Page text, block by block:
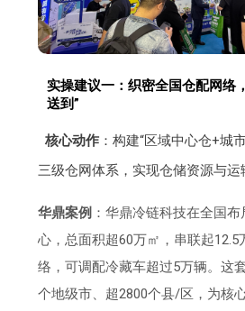
实操建议一：织密全国仓配网络
送到”
核心动作：构建“区域中心仓+城
三级仓网体系，实现仓储资源与运
华鼎案例 ：华鼎冷链科技在全国
心，总面积超60万㎡，串联起12.5
络，可调配冷藏车超过5万辆。这
个地级市、超2800个县/区，为核